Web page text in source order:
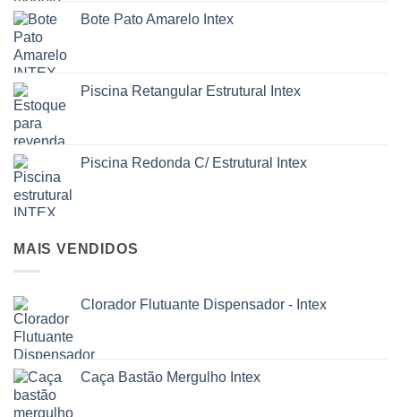
Bote Pato Amarelo Intex
Piscina Retangular Estrutural Intex
Piscina Redonda C/ Estrutural Intex
MAIS VENDIDOS
Clorador Flutuante Dispensador - Intex
Caça Bastão Mergulho Intex